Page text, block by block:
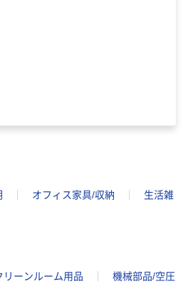
オフィス家具/収納
生活雑
リーンルーム用品
機械部品/空圧